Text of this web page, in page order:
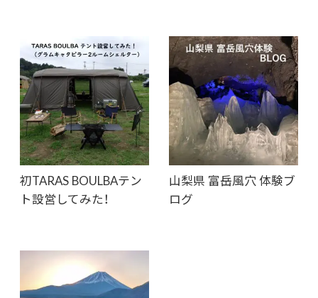
初TARAS BOULBAテン
ト設営してみた！
山梨県 富岳風穴 体験ブ
ログ